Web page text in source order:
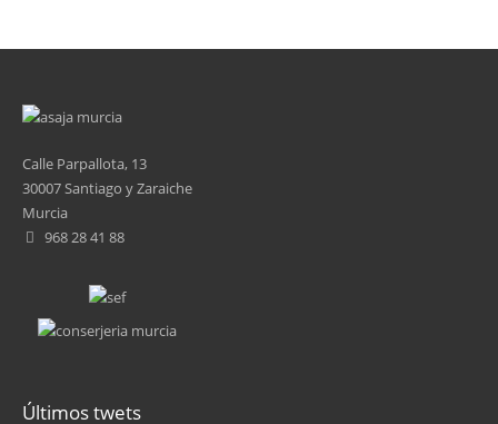
Calle Parpallota, 13
30007 Santiago y Zaraiche
Murcia
968 28 41 88
Últimos twets